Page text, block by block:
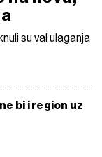
su val ulaganja
bi i region uz